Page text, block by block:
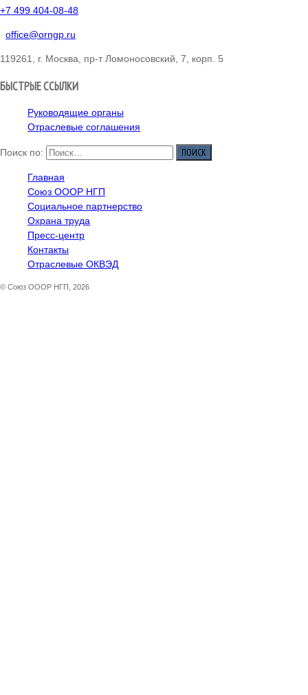
+7 499 404-08-48
office@orngp.ru
119261, г. Москва, пр-т Ломоносовский, 7, корп. 5
БЫСТРЫЕ ССЫЛКИ
Руководящие органы
Отраслевые соглашения
Поиск по:
Главная
Союз ОООР НГП
Социальное партнерство
Охрана труда
Пресс-центр
Контакты
Отраслевые ОКВЭД
© Союз ОООР НГП, 2026